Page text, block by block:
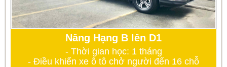
Nâng Hạng B lên D1
- Thời gian học: 1 tháng
- Điều khiển xe ô tô chở người đến 16 chỗ